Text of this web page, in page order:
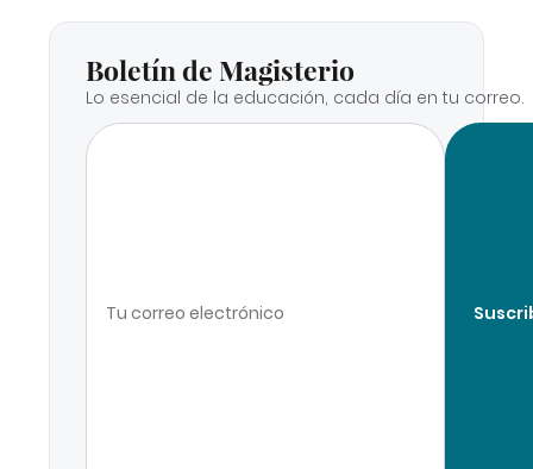
Boletín de Magisterio
Lo esencial de la educación, cada día en tu correo.